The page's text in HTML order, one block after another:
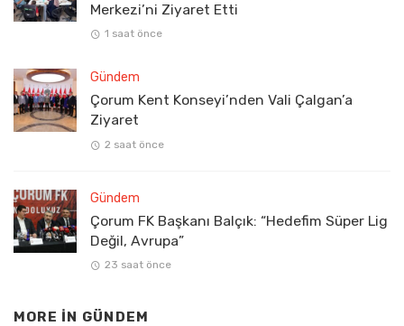
Merkezi’ni Ziyaret Etti
1 saat önce
Gündem
Çorum Kent Konseyi’nden Vali Çalgan’a
Ziyaret
2 saat önce
Gündem
Çorum FK Başkanı Balçık: “Hedefim Süper Lig
Değil, Avrupa”
23 saat önce
MORE IN GÜNDEM